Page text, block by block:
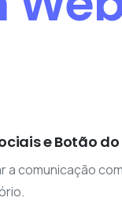
e Botão
a comunicação